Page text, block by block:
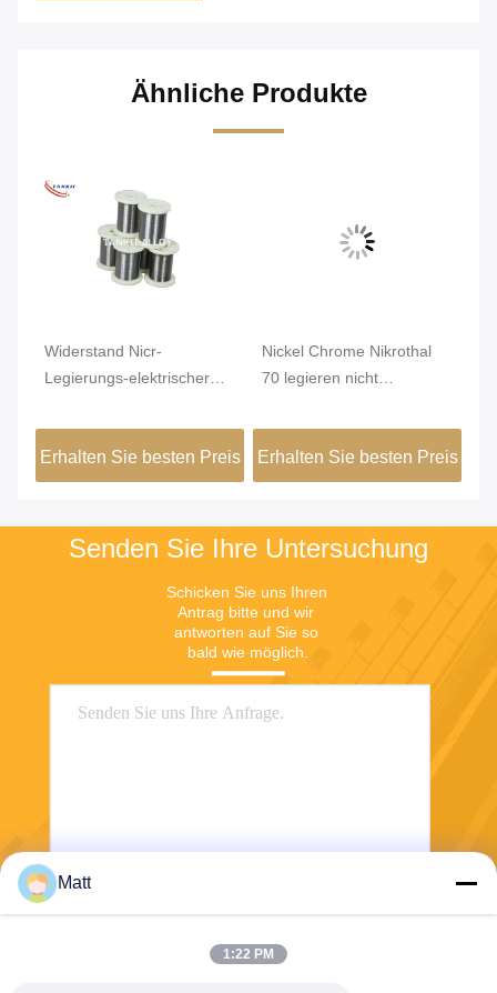
Ähnliche Produkte
Widerstand Nicr-
Legierungs-elektrischer
Karma-6j22
Erhalten Sie besten Preis
Nickel Chrome Nikrothal
70 legieren nicht
getempert
Erhalten Sie besten Preis
Senden Sie Ihre Untersuchung
Schicken Sie uns Ihren
Antrag bitte und wir
antworten auf Sie so
bald wie möglich.
Senden Sie
Matt
1:22 PM